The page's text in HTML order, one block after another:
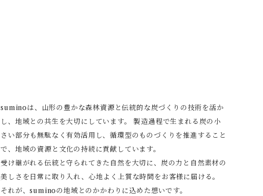
suminoは、山形の豊かな森林資源と伝統的な炭づくりの技術を活か
し、地域との共生を大切にしています。 製造過程で生まれる炭の小
さい部分も無駄なく有効活用し、循環型のものづくりを推進すること
で、地域の資源と文化の持続に貢献しています。
受け継がれる伝統と守られてきた自然を大切に、炭の力と自然素材の
美しさを日常に取り入れ、心地よく上質な時間をお客様に届ける。
それが、suminoの地域とのかかわりに込めた想いです。